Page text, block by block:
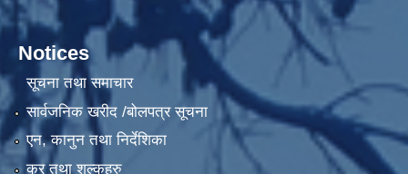
Notices
सूचना तथा समाचार
सार्वजनिक खरीद /बोलपत्र सूचना
एन, कानुन तथा निर्देशिका
कर तथा शुल्कहरु